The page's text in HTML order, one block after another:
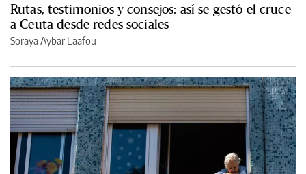
Rutas, testimonios y consejos: así se gestó el cruce
a Ceuta desde redes sociales
Soraya Aybar Laafou